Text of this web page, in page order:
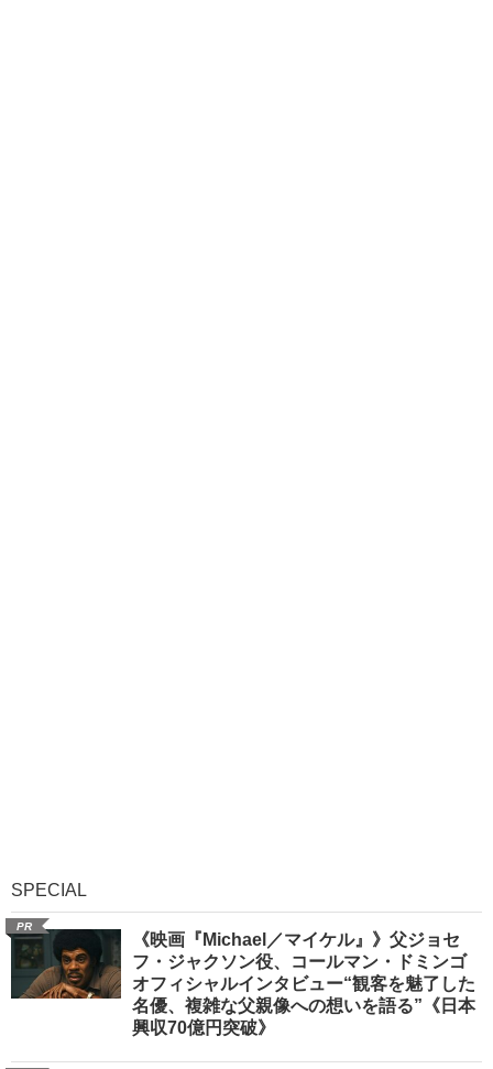
SPECIAL
PR
《映画『Michael／マイケル』》父ジョセ
フ・ジャクソン役、コールマン・ドミンゴ
オフィシャルインタビュー“観客を魅了した
名優、複雑な父親像への想いを語る”《日本
興収70億円突破》